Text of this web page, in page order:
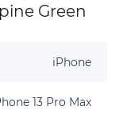
Green
iPhone
13 Pro Max